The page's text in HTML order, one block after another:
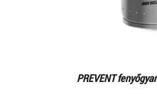
PREVENT